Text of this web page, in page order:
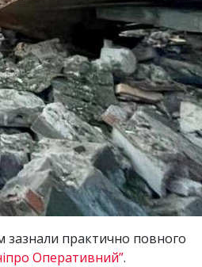
зазнали практично повного
Оперативний”.